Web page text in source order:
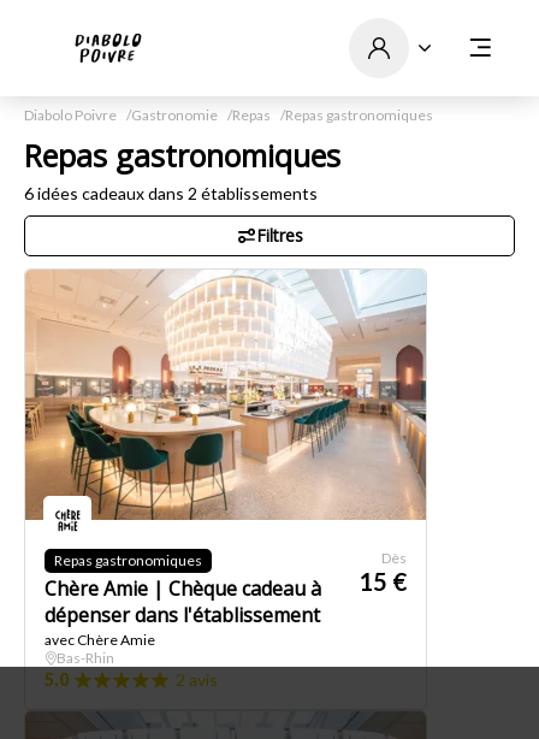
Diabolo Poivre Gastronomie Repas Repas gastronomiques
Repas gastronomiques
6idées cadeaux dans 2 établissements
Filtres
Repas gastronomiques
Chère Amie | Chèque cadeau à
dépenser dans l'établissement
avec Chère Amie
Dès
15 €
Bas-Rhin
5.0 2 avis